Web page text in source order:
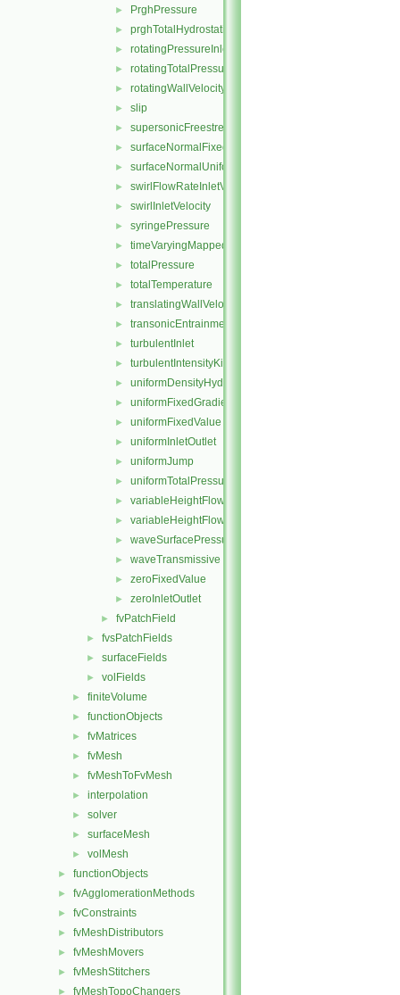
► PrghPressure
► prghTotalHydrostaticPressure
► rotatingPressureInletOutletVelocity
► rotatingTotalPressure
► rotatingWallVelocity
► slip
► supersonicFreestream
► surfaceNormalFixedValue
► surfaceNormalUniformFixedValue
► swirlFlowRateInletVelocity
► swirlInletVelocity
► syringePressure
► timeVaryingMappedFixedValue
► totalPressure
► totalTemperature
► translatingWallVelocity
► transonicEntrainmentPressure
► turbulentInlet
► turbulentIntensityKineticEnergyInlet
► uniformDensityHydrostaticPressure
► uniformFixedGradient
► uniformFixedValue
► uniformInletOutlet
► uniformJump
► uniformTotalPressure
► variableHeightFlowRate
► variableHeightFlowRateInletVelocity
► waveSurfacePressure
► waveTransmissive
► zeroFixedValue
► zeroInletOutlet
► fvPatchField
► fvsPatchFields
► surfaceFields
► volFields
► finiteVolume
► functionObjects
► fvMatrices
► fvMesh
► fvMeshToFvMesh
► interpolation
► solver
► surfaceMesh
► volMesh
► functionObjects
► fvAgglomerationMethods
► fvConstraints
► fvMeshDistributors
► fvMeshMovers
► fvMeshStitchers
► fvMeshTopoChangers